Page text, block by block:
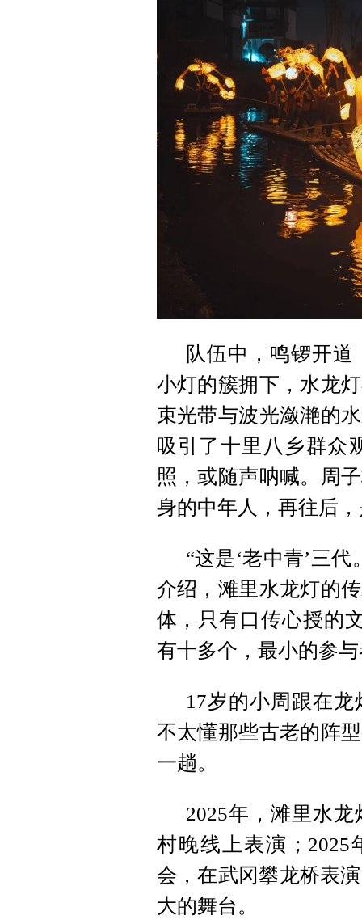
队伍中，鸣锣开
小灯的簇拥下，水龙
束光带与波光潋滟的
吸引了十里八乡群众
照，或随声呐喊。周
身的中年人，再往后
“这是‘老中青’三
介绍，滩里水龙灯的
体，只有口传心授的
有十多个，最小的参
17岁的小周跟在
不太懂那些古老的阵
一趟。
2025年，滩里水
村晚线上表演；
会，在武冈攀龙桥表
大的舞台。